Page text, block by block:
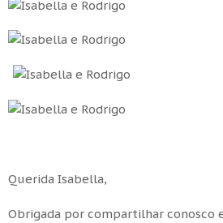
Querida Isabella,
Obrigada por compartilhar conosco